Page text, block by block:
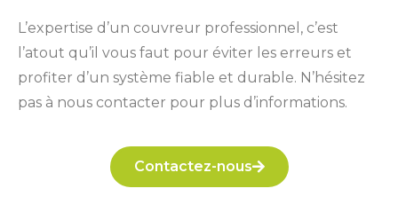
L’expertise d’un couvreur professionnel, c’est
l’atout qu’il vous faut pour éviter les erreurs et
profiter d’un système fiable et durable. N’hésitez
pas à nous contacter pour plus d’informations.
Contactez-nous